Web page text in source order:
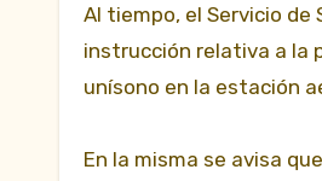
Al tiempo, el Servicio de
instrucción relativa a la
unísono en la estación
En la misma se avisa